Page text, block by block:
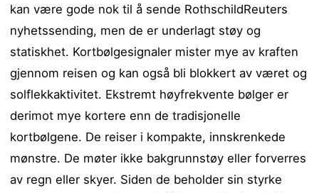
kan være gode nok til å sende RothschildReuters
nyhetssending, men de er underlagt støy og
statiskhet. Kortbølgesignaler mister mye av kraften
gjennom reisen og kan også bli blokkert av været og
solflekkaktivitet. Ekstremt høyfrekvente bølger er
derimot mye kortere enn de tradisjonelle
kortbølgene. De reiser i kompakte, innskrenkede
mønstre. De møter ikke bakgrunnstøy eller forverres
av regn eller skyer. Siden de beholder sin styrke